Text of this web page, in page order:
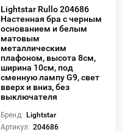
Lightstar Rullo 204686
Настенная бра с черным
основанием и белым
матовым
металлическим
плафоном, высота 8см,
ширина 10см, под
сменную лампу G9, свет
вверх и вниз, без
выключателя
Бренд: Lightstar
Артикул: 204686